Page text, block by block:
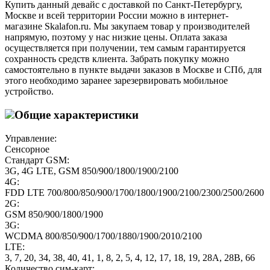
Купить данный девайс с доставкой по Санкт-Петербургу,
Москве и всей территории России можно в интернет-
магазине Skalafon.ru. Мы закупаем товар у производителей
напрямую, поэтому у нас низкие цены. Оплата заказа
осуществляется при получении, тем самым гарантируется
сохранность средств клиента. Забрать покупку можно
самостоятельно в пункте выдачи заказов в Москве и СПб, для
этого необходимо заранее зарезервировать мобильное
устройство.
Общие характеристики
Управление:
Сенсорное
Стандарт GSM:
3G, 4G LTE, GSM 850/900/1800/1900/2100
4G:
FDD LTE 700/800/850/900/1700/1800/1900/2100/2300/2500/2600
2G:
GSM 850/900/1800/1900
3G:
WCDMA 800/850/900/1700/1880/1900/2010/2100
LTE:
3, 7, 20, 34, 38, 40, 41, 1, 8, 2, 5, 4, 12, 17, 18, 19, 28А, 28В, 66